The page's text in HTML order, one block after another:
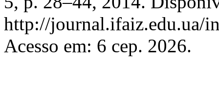
http://journal.ifaiz.edu.ua/
Acesso em: 6 сер. 2026.